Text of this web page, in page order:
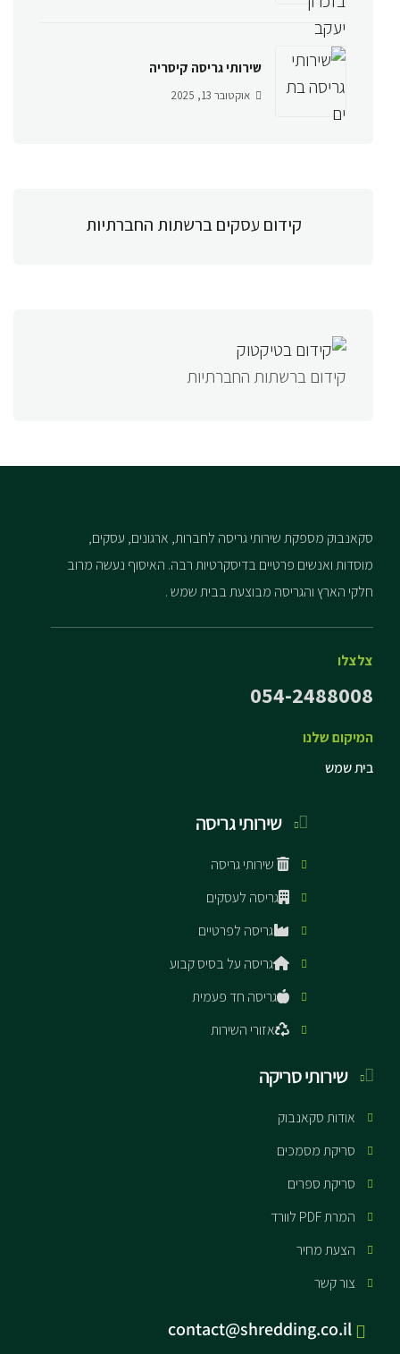
שירותי גריסה קיסריה
אוקטובר 13, 2025
קידום עסקים ברשתות החברתיות
קידום ברשתות החברתיות
סקאנבוק מספקת שירותי גריסה לחברות, ארגונים, עסקים,
מוסדות ואנשים פרטיים בדיסקרטיות רבה. האיסוף נעשה מרוב
חלקי הארץ והגריסה מבוצעת בבית שמש .
צלצלו
054-2488008
המיקום שלנו
בית שמש
שירותי גריסה
שירותי גריסה
גריסה לעסקים
גריסה לפרטיים
גריסה על בסיס קבוע
גריסה חד פעמית
אזורי השירות
שירותי סריקה
אודות סקאנבוק
סריקת מסמכים
סריקת ספרים
המרת PDF לוורד
הצעת מחיר
צור קשר
contact@shredding.co.il